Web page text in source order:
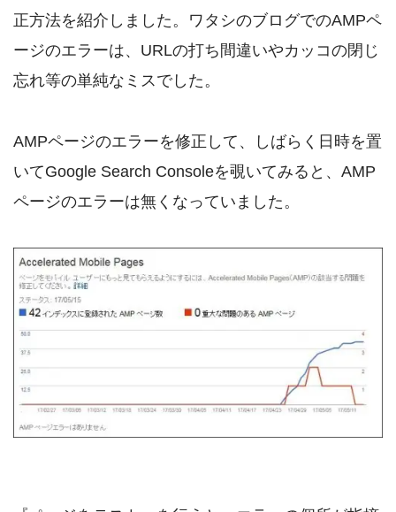
正方法を紹介しました。ワタシのブログでのAMPペ
ージのエラーは、URLの打ち間違いやカッコの閉じ
忘れ等の単純なミスでした。
AMPページのエラーを修正して、しばらく日時を置
いてGoogle Search Consoleを覗いてみると、AMP
ページのエラーは無くなっていました。